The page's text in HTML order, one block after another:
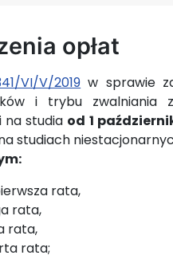
opłat
VI/V/2019 w sprawie
i trybu zwalniania
na studia od 1
studiach
rata,
rata,
rata,
rata;